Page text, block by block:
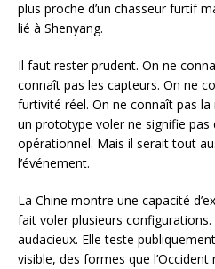
plus proche d’un chasseur furtif
lié à Shenyang.
Il faut rester prudent. On ne
connaît pas les capteurs. On ne
furtivité réel. On ne connaît pas
un prototype voler ne signifie pas
opérationnel. Mais il serait tout
l’événement.
La Chine montre une capacité
fait voler plusieurs configurations.
audacieux. Elle teste
visible, des formes que l’Occident